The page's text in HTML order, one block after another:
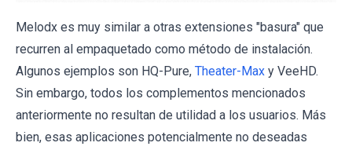
Melodx es muy similar a otras extensiones "basura" que
recurren al empaquetado como método de instalación.
Algunos ejemplos son HQ-Pure, Theater-Max y VeeHD.
Sin embargo, todos los complementos mencionados
anteriormente no resultan de utilidad a los usuarios. Más
bien, esas aplicaciones potencialmente no deseadas